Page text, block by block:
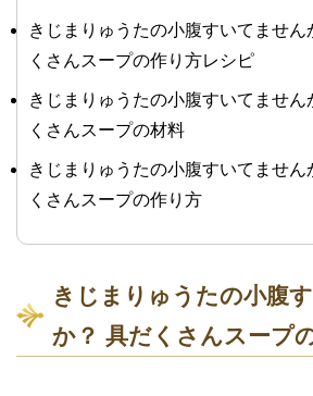
きじまりゅうたの小腹すいてません
くさんスープの作り方レシピ
きじまりゅうたの小腹すいてません
くさんスープの材料
きじまりゅうたの小腹すいてません
くさんスープの作り方
きじまりゅうたの小腹
か？ 具だくさんスープ